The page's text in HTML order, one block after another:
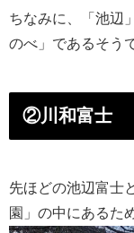
ちなみに、「池辺
のべ」であるそう
②川和富士
先ほどの池辺富士
園」の中にあるた